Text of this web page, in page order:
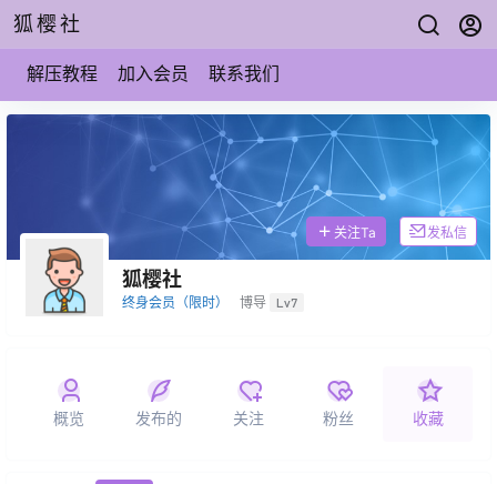
狐樱社
解压教程 加入会员 联系我们
狐樱社
终身会员（限时） 博导 Lv7
关注Ta 发私信
概览 发布的 关注 粉丝 收藏